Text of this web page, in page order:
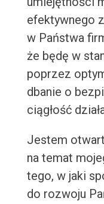
efektywnego
w Państwa
że będę w
poprzez
dbanie o
ciągłość
Jestem
na temat
tego, w jaki
do rozwoju